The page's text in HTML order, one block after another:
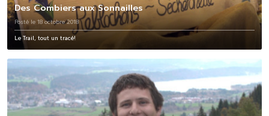
Des Combiers aux Sonnailles
Posté le 18 octobre 2018
Le Trail, tout un tracé!